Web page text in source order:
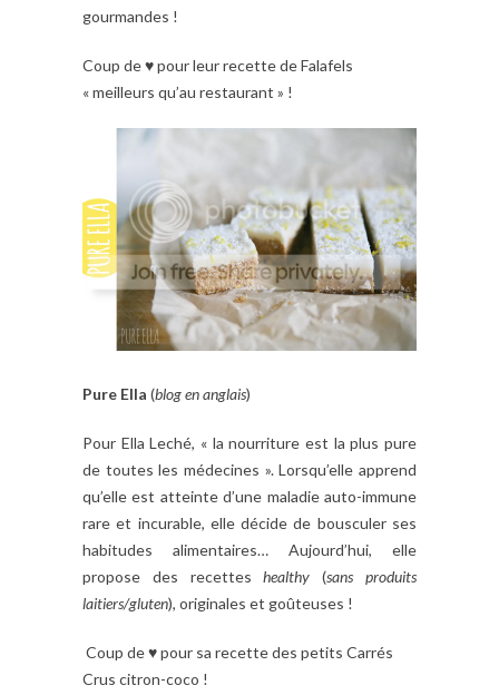
gourmandes !
Coup de ♥ pour leur recette de Falafels
« meilleurs qu’au restaurant » !
Pure Ella (blog en anglais)
Pour Ella Leché, « la nourriture est la plus pure
de toutes les médecines ». Lorsqu’elle apprend
qu’elle est atteinte d’une maladie auto-immune
rare et incurable, elle décide de bousculer ses
habitudes alimentaires… Aujourd’hui, elle
propose des recetteshealthy (sans produits
laitiers/gluten), originales et goûteuses !
Coup de ♥ pour sa recette des petits Carrés
Crus citron-coco !